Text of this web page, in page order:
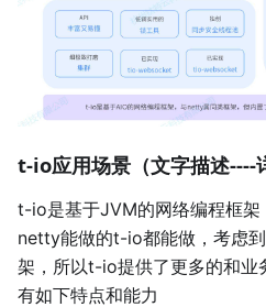
t-io应用场景（文字描述----
t-io是基于JVM的网络编程框
netty能做的t-io都能做，考虑
架，所以t-io提供了更多的和
有如下特点和能力